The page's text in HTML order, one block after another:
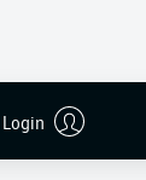
Login